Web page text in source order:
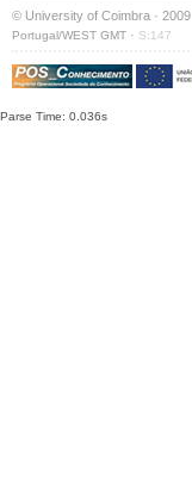
© University of Coimbra · 2009
Portugal/WEST GMT · S:147
Parse Time: 0.036s